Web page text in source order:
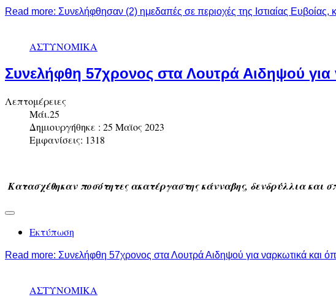
Read more: Συνελήφθησαν (2) ημεδαπές σε περιοχές της Ιστιαίας Ευβοίας,
ΑΣΤΥΝΟΜΙΚΑ
Συνελήφθη 57χρονος στα Λουτρά Αιδηψού για
Λεπτομέρειες
Μάι.25
Δημιουργήθηκε : 25 Μαϊος 2023
Εμφανίσεις: 1318
Κατασχέθηκαν ποσότητες ακατέργαστης κάνναβης, δενδρύλλια και
Εκτύπωση
Read more: Συνελήφθη 57χρονος στα Λουτρά Αιδηψού για ναρκωτικά και
ΑΣΤΥΝΟΜΙΚΑ